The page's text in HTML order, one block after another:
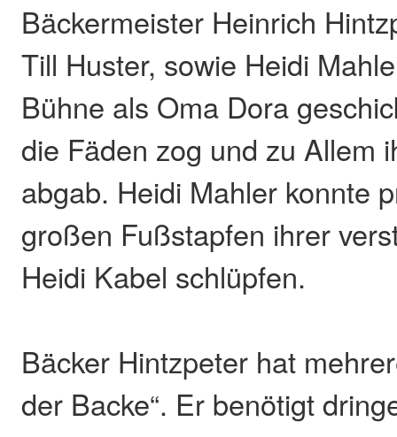
Bäckermeister Heinrich
Till Huster, sowie Heidi
Bühne als Oma Dora
die Fäden zog und zu Allem
abgab. Heidi Mahler konnte
großen Fußstapfen ihrer
Heidi Kabel schlüpfen.
Bäcker Hintzpeter hat
der Backe“. Er benötigt